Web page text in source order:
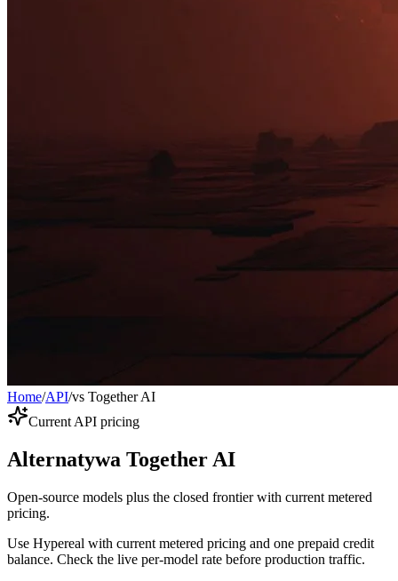
Home/API/vs Together AI
Current API pricing
Alternatywa Together AI
Open-source models plus the closed frontier with current metered
pricing.
Use Hypereal with current metered pricing and one prepaid credit
balance. Check the live per-model rate before production traffic.